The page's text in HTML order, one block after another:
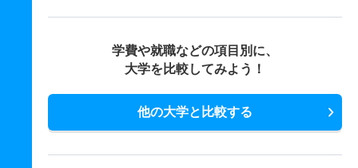
学費や就職などの項目別に、
大学を比較してみよう！
他の大学と比較する